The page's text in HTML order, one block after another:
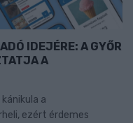
IDEJÉRE: A GYŐR
A
a
ezért érdemes